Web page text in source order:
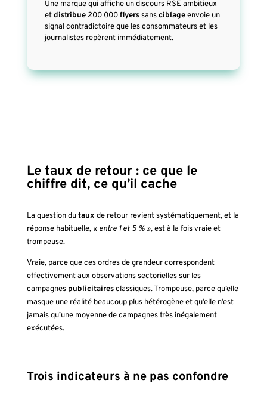
Une marque qui affiche un discours RSE ambitieux
etdistribue200 000flyerssansciblageenvoie un
signal contradictoire que les consommateurs et les
journalistes repèrent immédiatement.
Le taux de retour : ce que le
chiffre dit, ce qu’il cache
La question dutaux de retour revient systématiquement, et la
réponse habituelle, « entre 1 et 5 % », est à la fois vraie et
trompeuse.
Vraie, parce que ces ordres de grandeur correspondent
effectivement aux observations sectorielles sur les
campagnes publicitairesclassiques. Trompeuse, parce qu’elle
masque une réalité beaucoup plus hétérogène et qu’elle n’est
jamais qu’une moyenne de campagnes très inégalement
exécutées.
Trois indicateurs à ne pas confondre